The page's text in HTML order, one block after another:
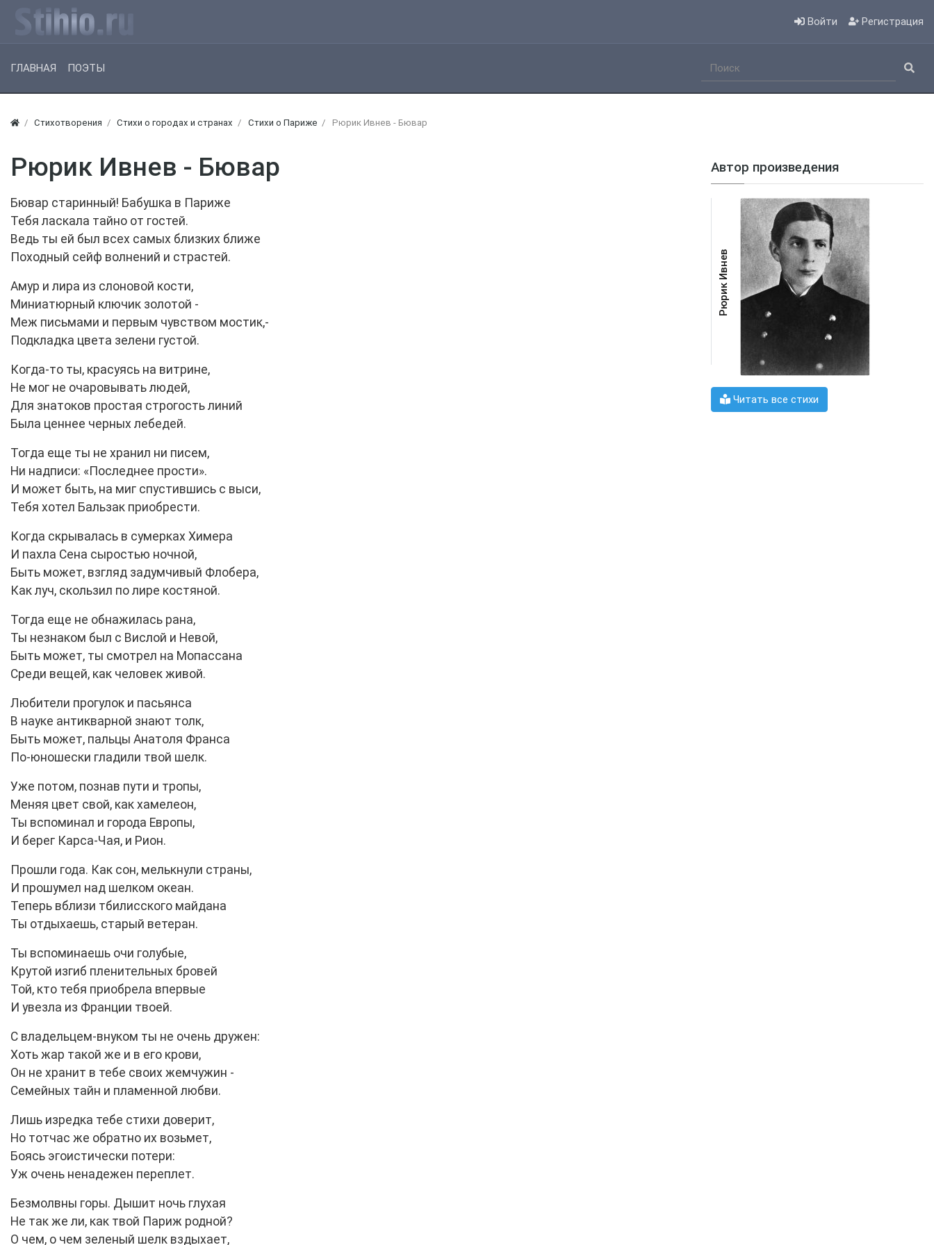
Войти Регистрация
ГЛАВНАЯ ПОЭТЫ
Стихотворения Стихи о городах и странах Стихи о Париже Рюрик Ивнев - Бювар
Рюрик Ивнев - Бювар
Бювар старинный! Бабушка в Париже
Тебя ласкала тайно от гостей.
Ведь ты ей был всех самых близких ближе
Походный сейф волнений и страстей.
Амур и лира из слоновой кости,
Миниатюрный ключик золотой -
Меж письмами и первым чувством мостик,-
Подкладка цвета зелени густой.
Когда-то ты, красуясь на витрине,
Не мог не очаровывать людей,
Для знатоков простая строгость линий
Была ценнее черных лебедей.
Тогда еще ты не хранил ни писем,
Ни надписи: «Последнее прости».
И может быть, на миг спустившись с выси,
Тебя хотел Бальзак приобрести.
Когда скрывалась в сумерках Химера
И пахла Сена сыростью ночной,
Быть может, взгляд задумчивый Флобера,
Как луч, скользил по лире костяной.
Тогда еще не обнажилась рана,
Ты незнаком был с Вислой и Невой,
Быть может, ты смотрел на Мопассана
Среди вещей, как человек живой.
Любители прогулок и пасьянса
В науке антикварной знают толк,
Быть может, пальцы Анатоля Франса
По-юношески гладили твой шелк.
Уже потом, познав пути и тропы,
Меняя цвет свой, как хамелеон,
Ты вспоминал и города Европы,
И берег Карса-Чая, и Рион.
Прошли года. Как сон, мелькнули страны,
И прошумел над шелком океан.
Теперь вблизи тбилисского майдана
Ты отдыхаешь, старый ветеран.
Ты вспоминаешь очи голубые,
Крутой изгиб пленительных бровей
Той, кто тебя приобрела впервые
И увезла из Франции твоей.
С владельцем-внуком ты не очень дружен:
Хоть жар такой же и в его крови,
Он не хранит в тебе своих жемчужин -
Семейных тайн и пламенной любви.
Лишь изредка тебе стихи доверит,
Но тотчас же обратно их возьмет,
Боясь эгоистически потери:
Уж очень ненадежен переплет.
Безмолвны горы. Дышит ночь глухая
Не так же ли, как твой Париж родной?
О чем, о чем зеленый шелк вздыхает,
Автор произведения
Рюрик Ивнев
Читать все стихи